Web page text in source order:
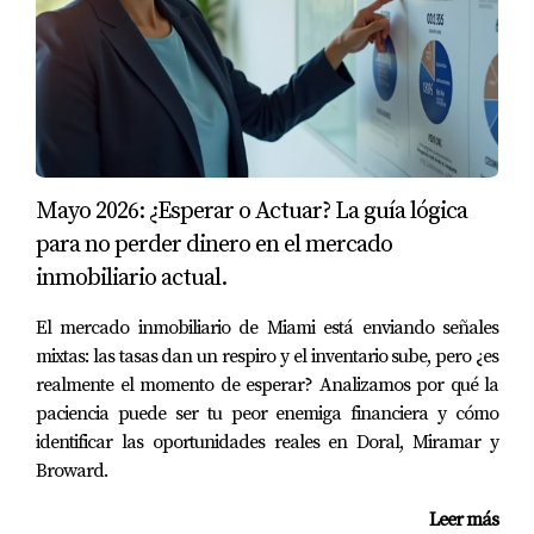
Posibilidad de negociar
Incentivos del vendedor
💡 Traducción directa:
Lo que para algunos es “bajada”… para un inversionista
es “entrada inteligente”.
💰 ¿Por qué Florida sigue siendo una
de las mejores opciones para
invertir?
Porque combina tres factores que son difíciles de
encontrar juntos:
Mayo 2026: ¿Esperar o Actuar? La guía lógica
para no perder dinero en el mercado
inmobiliario actual.
El mercado inmobiliario de Miami está enviando señales
mixtas: las tasas dan un respiro y el inventario sube, pero ¿es
realmente el momento de esperar? Analizamos por qué la
paciencia puede ser tu peor enemiga financiera y cómo
identificar las oportunidades reales en Doral, Miramar y
Broward.
Leer más